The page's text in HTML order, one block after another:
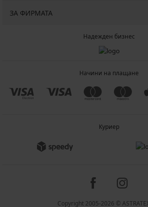
ЗА ФИРМАТА
Надежден бизнес
Начини на плащане
Куриер
Copyright 2005-2026 ©